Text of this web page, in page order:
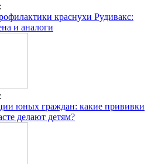
краснухи Рудивакс:
и аналоги
юных граждан: какие прививки
делают детям?